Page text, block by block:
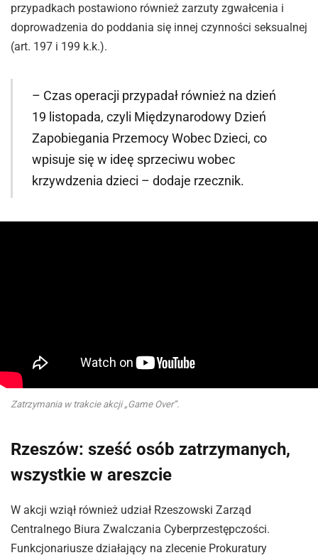
przypadkach postawiono również zarzuty zgwałcenia i
doprowadzenia do poddania się innej czynności seksualnej
(art. 197 i 199 k.k.).
– Czas operacji przypadał również na dzień
19 listopada, czyli Międzynarodowy Dzień
Zapobiegania Przemocy Wobec Dzieci, co
wpisuje się w ideę sprzeciwu wobec
krzywdzenia dzieci – dodaje rzecznik.
Zatrzymania w trakcie akcji „Game Over”.
Rzeszów: sześć osób zatrzymanych,
wszystkie w areszcie
W akcji wziął również udział Rzeszowski Zarząd
Centralnego Biura Zwalczania Cyberprzestępczości.
Funkcjonariusze działający na zlecenie Prokuratury